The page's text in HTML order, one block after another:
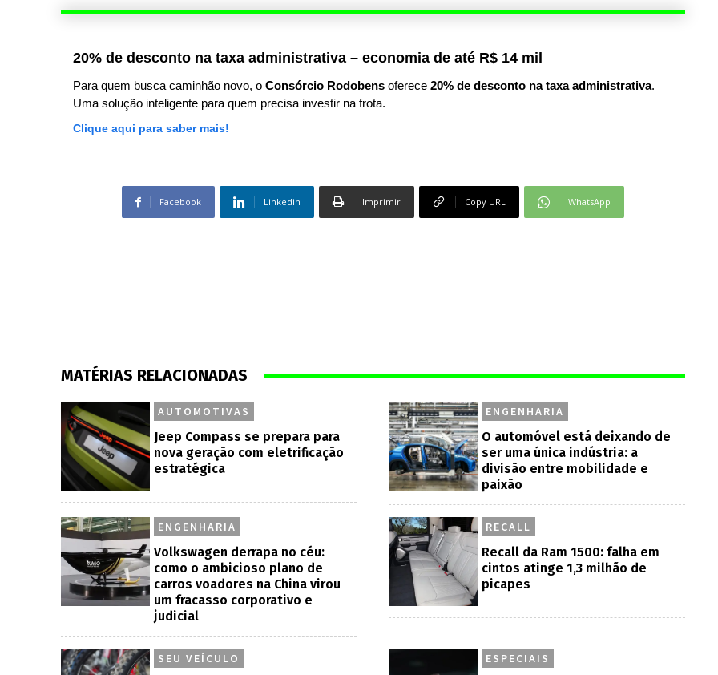
20% de desconto na taxa administrativa – economia de até R$ 14 mil
Para quem busca caminhão novo, o Consórcio Rodobens oferece 20% de desconto na taxa administrativa.
Uma solução inteligente para quem precisa investir na frota.
Clique aqui para saber mais!
Facebook Linkedin Imprimir Copy URL WhatsApp
MATÉRIAS RELACIONADAS
AUTOMOTIVAS
Jeep Compass se prepara para
nova geração com eletrificação
estratégica
ENGENHARIA
O automóvel está deixando de
ser uma única indústria: a
divisão entre mobilidade e
paixão
ENGENHARIA
Volkswagen derrapa no céu:
como o ambicioso plano de
carros voadores na China virou
um fracasso corporativo e
judicial
RECALL
Recall da Ram 1500: falha em
cintos atinge 1,3 milhão de
picapes
SEU VEÍCULO ESPECIAIS